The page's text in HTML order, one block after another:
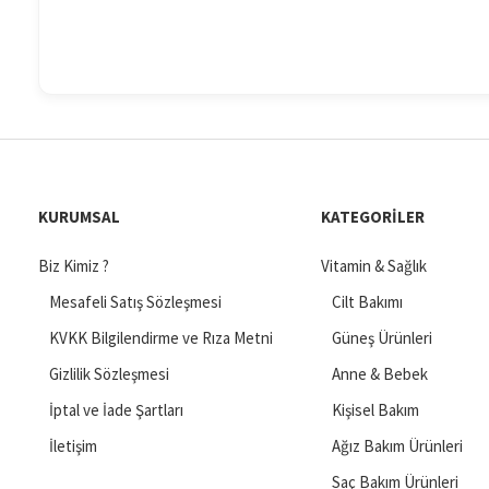
KURUMSAL
Biz Kimiz ?
Mesafeli Satış Sözleşmesi
KVKK Bilgilendirme ve Rıza Metni
Gizlilik Sözleşmesi
İptal ve İade Şartları
İletişim
KATEGORILER
Vitamin & Sağlık
Cilt Bakımı
Güneş Ürünleri
Anne & Bebek
Kişisel Bakım
Ağız Bakım Ürünleri
Saç Bakım Ürünleri